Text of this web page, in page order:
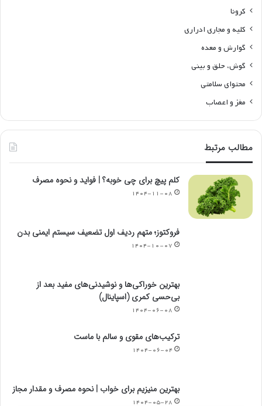
کرونا
کلیه و مجاری ادراری
گوارش و معده
گوش، حلق و بینی
محتوای سلامتی
مغز و اعصاب
مطالب مرتبط
کلم پیچ برای چی خوبه؟ | فواید و نحوه مصرف
۱۴۰۴-۱۱-۰۸
فروکتوز؛ متهم ردیف اول تضعیف سیستم ایمنی بدن
۱۴۰۴-۱۰-۰۷
بهترین خوراکی‌ها و نوشیدنی‌های مفید بعد از
بی‌حسی کمری (اسپاینال)
۱۴۰۴-۰۶-۰۸
ترکیب‌های مقوی و سالم با ماست
۱۴۰۴-۰۶-۰۴
بهترین منیزیم برای خواب | نحوه مصرف و مقدار مجاز
۱۴۰۴-۰۵-۲۸